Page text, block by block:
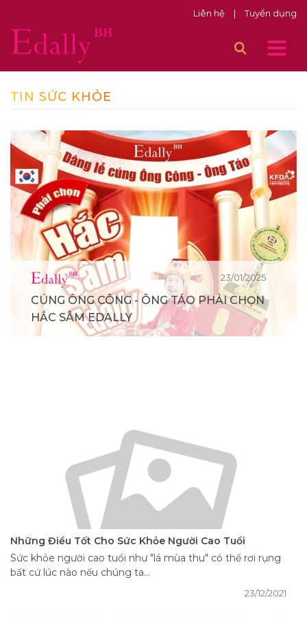
Liên hệ | Tuyển dụng
TIN SỨC KHỎE
23/01/2025
CÚNG ÔNG CÔNG - ÔNG TÁO PHẢI CHỌN
HẮC SÂM EDALLY
Những Điều Tốt Cho Sức Khỏe Người Cao Tuổi
Sức khỏe người cao tuổi như "lá mùa thu" có thể rơi rụng
bất cứ lúc nào nếu chúng ta...
23/12/2021